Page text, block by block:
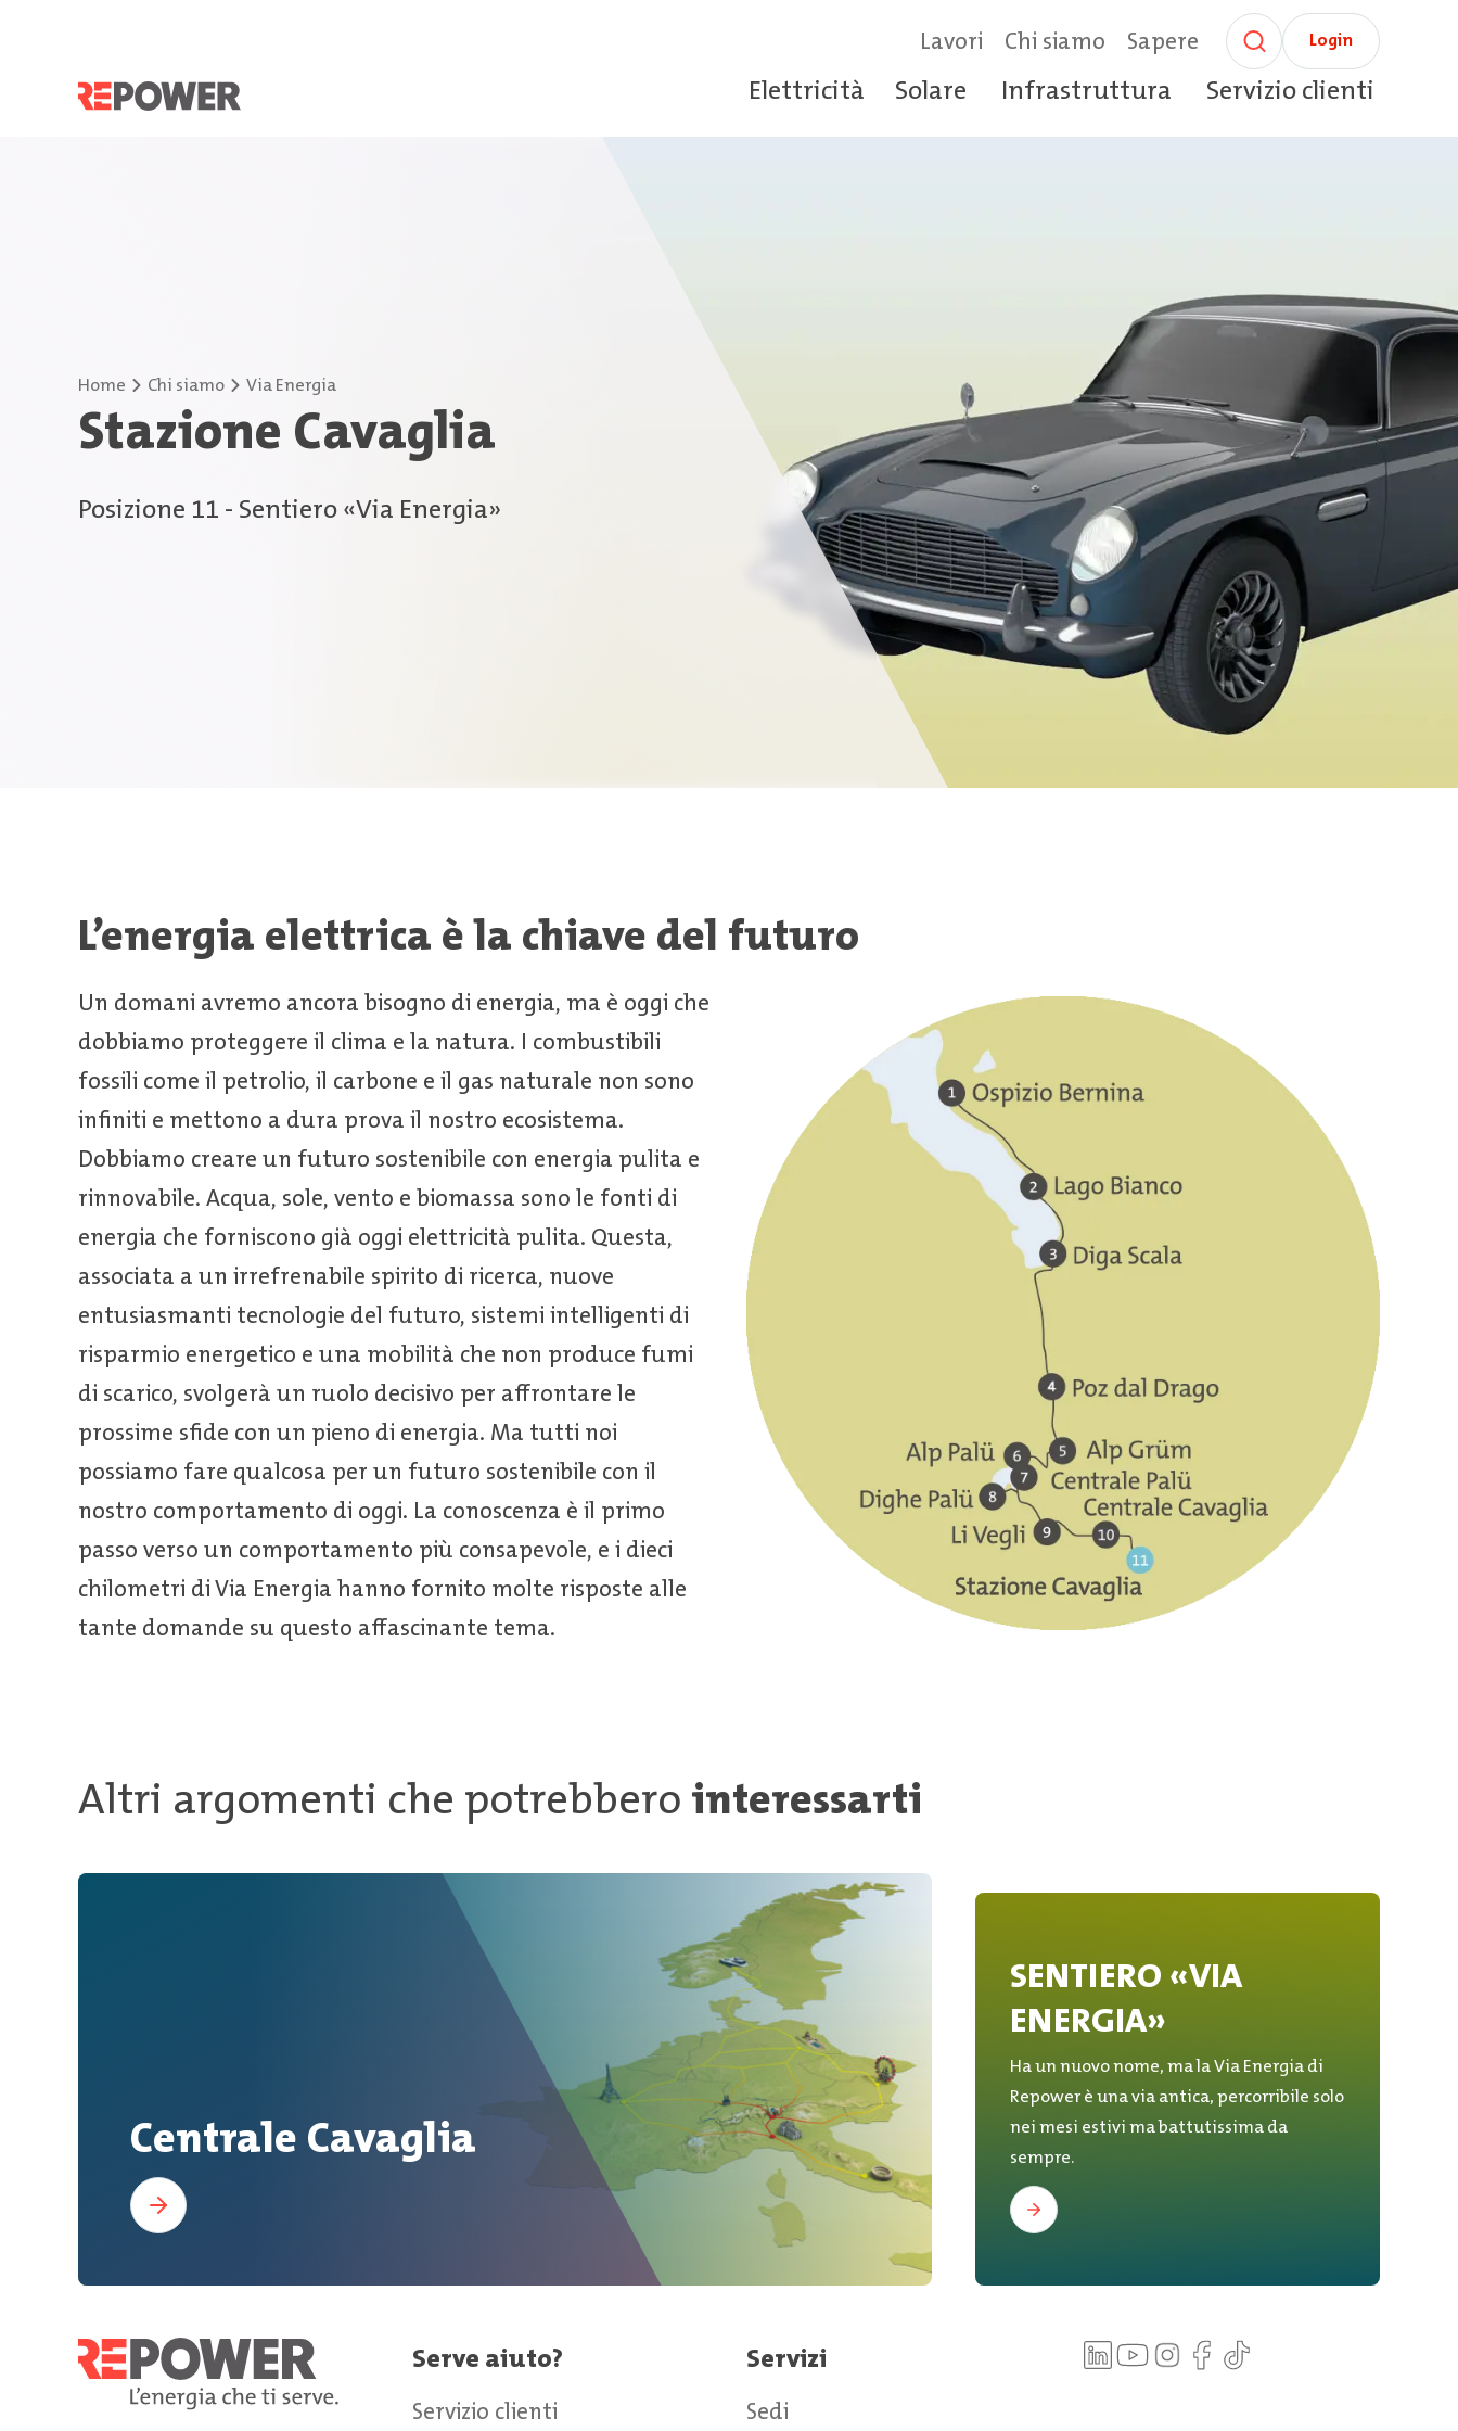
Lavori Chi siamo Sapere Login
Elettricità Solare Infrastruttura Servizio clienti
Home Chi siamo Via Energia
Stazione Cavaglia
Posizione 11 - Sentiero «Via Energia»
L’energia elettrica è la chiave del futuro
Un domani avremo ancora bisogno di energia, ma è oggi che
dobbiamo proteggere il clima e la natura. I combustibili
fossili come il petrolio, il carbone e il gas naturale non sono
infiniti e mettono a dura prova il nostro ecosistema.
Dobbiamo creare un futuro sostenibile con energia pulita e
rinnovabile. Acqua, sole, vento e biomassa sono le fonti di
energia che forniscono già oggi elettricità pulita. Questa,
associata a un irrefrenabile spirito di ricerca, nuove
entusiasmanti tecnologie del futuro, sistemi intelligenti di
risparmio energetico e una mobilità che non produce fumi
di scarico, svolgerà un ruolo decisivo per affrontare le
prossime sfide con un pieno di energia. Ma tutti noi
possiamo fare qualcosa per un futuro sostenibile con il
nostro comportamento di oggi. La conoscenza è il primo
passo verso un comportamento più consapevole, e i dieci
chilometri di Via Energia hanno fornito molte risposte alle
tante domande su questo affascinante tema.
Altri argomenti che potrebbero interessarti
Centrale Cavaglia
SENTIERO «VIA
ENERGIA»
Ha un nuovo nome, ma la Via Energia di
Repower è una via antica, percorribile solo
nei mesi estivi ma battutissima da
sempre.
Serve aiuto?
Servizio clienti
Servizi
Sedi